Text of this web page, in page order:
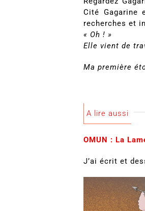
Cité Gagarine
recherches et
« Oh ! »
Elle vient de
Ma première
A lire aussi
OMUN : La
J’ai écrit et